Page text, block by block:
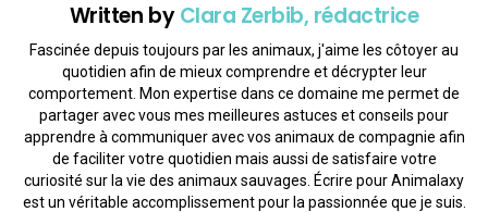
Written byClara Zerbib, rédactrice
Fascinée depuis toujours par les animaux, j'aime les côtoyer au
quotidien afin de mieux comprendre et décrypter leur
comportement. Mon expertise dans ce domaine me permet de
partager avec vous mes meilleures astuces et conseils pour
apprendre à communiquer avec vos animaux de compagnie afin
de faciliter votre quotidien mais aussi de satisfaire votre
curiosité sur la vie des animaux sauvages. Écrire pour Animalaxy
est un véritable accomplissement pour la passionnée que je suis.